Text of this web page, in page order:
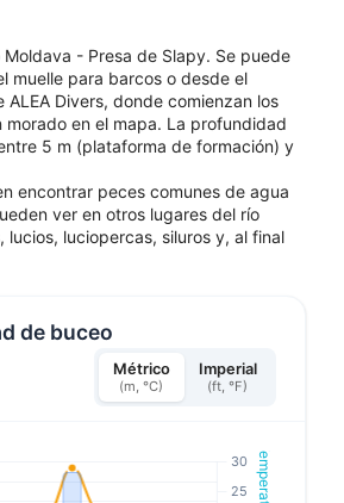
- Presa de Slapy. Se puede
muelle para barcos o desde el
Divers, donde comienzan los
en el mapa. La profundidad
5 m (plataforma de formación) y
encontrar peces comunes de agua
ver en otros lugares del río
lucios, luciopercas, siluros y, al final
de buceo
Métrico
(m, °C)
Imperial
(ft, °F)